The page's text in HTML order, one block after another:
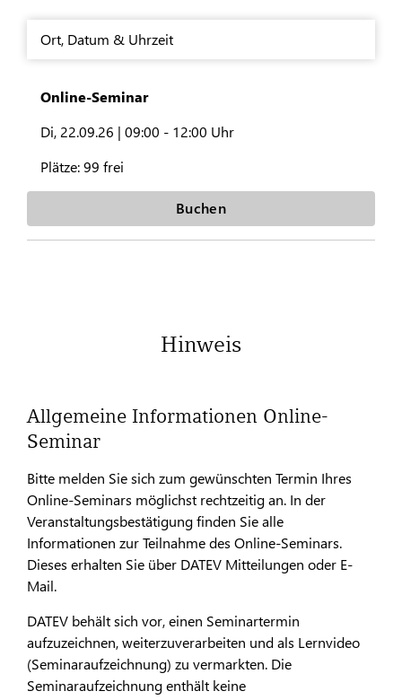
Ort, Datum & Uhrzeit
Online-Seminar
Di, 22.09.26 | 09:00 - 12:00 Uhr
Plätze:99 frei
Buchen
Hinweis
Allgemeine Informationen Online-
Seminar
Bitte melden Sie sich zum gewünschten Termin Ihres
Online-Seminars möglichst rechtzeitig an. In der
Veranstaltungsbestätigung finden Sie alle
Informationen zur Teilnahme des Online-Seminars.
Dieses erhalten Sie über DATEV Mitteilungen oder E-
Mail.
DATEV behält sich vor, einen Seminartermin
aufzuzeichnen, weiterzuverarbeiten und als Lernvideo
(Seminaraufzeichnung) zu vermarkten. Die
Seminaraufzeichnung enthält keine